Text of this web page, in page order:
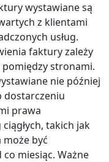
wystawiane są
z klientami
usług.
faktury zależy
stronami.
nie później
dostarczeniu
prawa
takich jak
być
miesiąc. Ważne